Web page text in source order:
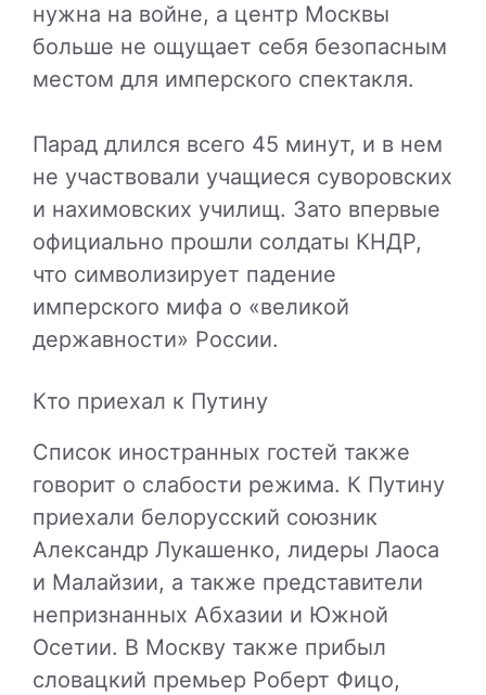
нужна на войне, а центр Москвы
больше не ощущает себя безопасным
местом для имперского спектакля.
Парад длился всего 45 минут, и в нем
не участвовали учащиеся суворовских
и нахимовских училищ. Зато впервые
официально прошли солдаты КНДР,
что символизирует падение
имперского мифа о «великой
державности» России.
Кто приехал к Путину
Список иностранных гостей также
говорит о слабости режима. К Путину
приехали белорусский союзник
Александр Лукашенко, лидеры Лаоса
и Малайзии, а также представители
непризнанных Абхазии и Южной
Осетии. В Москву также прибыл
словацкий премьер Роберт Фицо,